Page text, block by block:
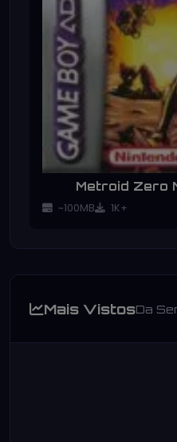
Metroid Zero
~100MB 1K+
Mais VistosDa